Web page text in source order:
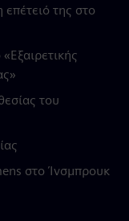
της στο
του
στο Ίνσμπρουκ